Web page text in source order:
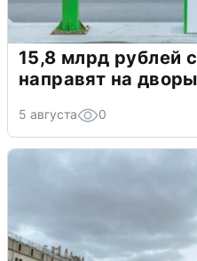
15,8 млрд рублей
направят на дворы
5 августа 0